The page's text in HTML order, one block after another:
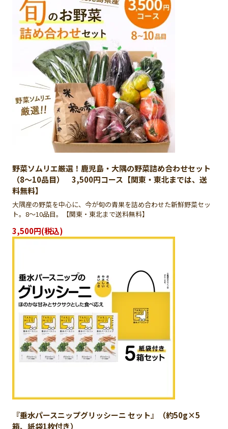
野菜ソムリエ厳選！鹿児島・大隅の野菜詰め合わせセット
（8〜10品目） 3,500円コース【関東・東北までは、送
料無料】
大隅産の野菜を中心に、今が旬の青果を詰め合わせた新鮮野菜セッ
ト。8〜10品目。【関東・東北まで送料無料】
3,500円(税込)
『垂水パースニップグリッシーニ セット』（約50g×5
箱、紙袋1枚付き）